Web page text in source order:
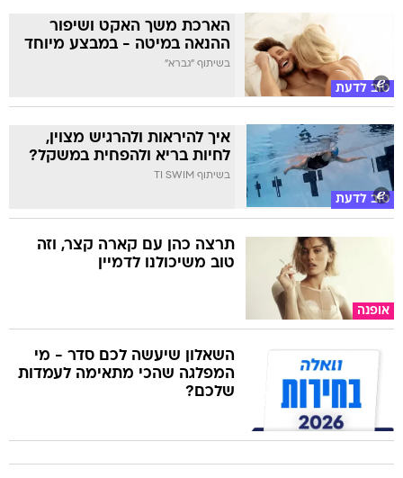
טוב לדעת
הארכת משך האקט ושיפור
ההנאה במיטה - במבצע מיוחד
בשיתוף "גברא"
טוב לדעת
איך להיראות ולהרגיש מצוין,
לחיות בריא ולהפחית במשקל?
בשיתוף TI SWIM
אופנה
תרצה כהן עם קארה קצר, וזה
טוב משיכולנו לדמיין
השאלון שיעשה לכם סדר - מי
המפלגה שהכי מתאימה לעמדות
שלכם?